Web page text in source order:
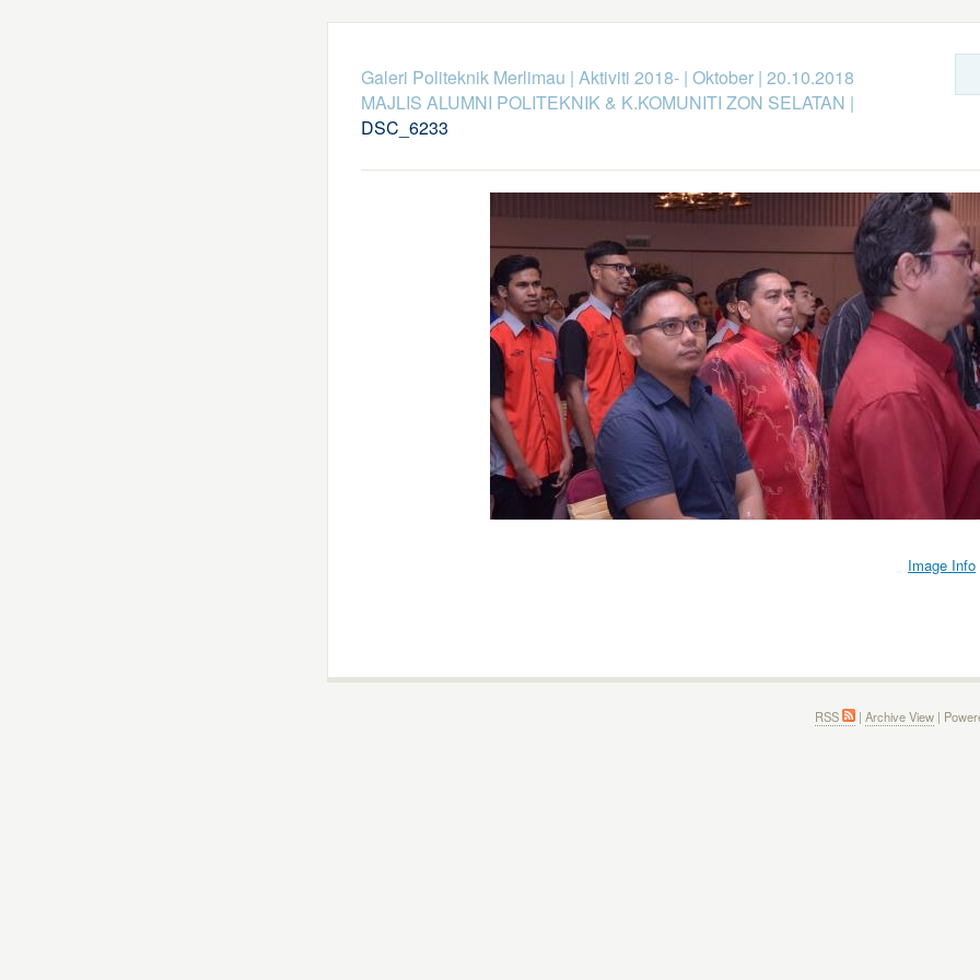
Galeri Politeknik Merlimau | Aktiviti 2018-| Oktober| 20.10.2018
MAJLIS ALUMNI POLITEKNIK & K.KOMUNITI ZON SELATAN |
DSC_6233
Image Info
RSS | Archive View |